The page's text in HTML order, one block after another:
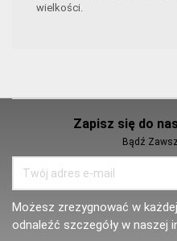
wielkości.
Zapisz się do
Bądź
Możesz zrezygnować w
odnaleźć szczegóły w naszej